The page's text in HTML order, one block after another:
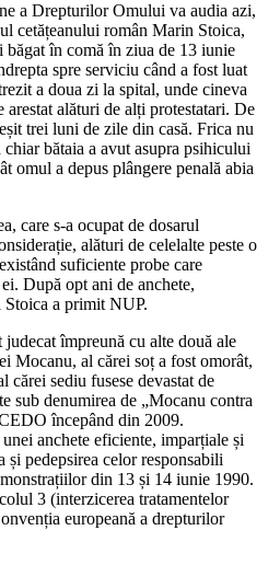
a Drepturilor Omului va audia azi,
cetățeanului român Marin Stoica,
băgat în comă în ziua de 13 iunie
spre serviciu când a fost luat
a doua zi la spital, unde cineva
arestat alături de alți protestatari. De
trei luni de zile din casă. Frica nu
bătaia a avut asupra psihicului
omul a depus plângere penală abia
care s-a ocupat de dosarul
alături de celelalte peste o
suficiente probe care
După opt ani de anchete,
a primit NUP.
împreună cu alte două ale
Mocanu, al cărei soț a fost omorât,
sediu fusese devastat de
sub denumirea de „Mocanu contra
începând din 2009.
anchete eficiente, imparțiale și
pedepsirea celor responsabili
din 13 și 14 iunie 1990.
3 (interzicerea tratamentelor
europeană a drepturilor